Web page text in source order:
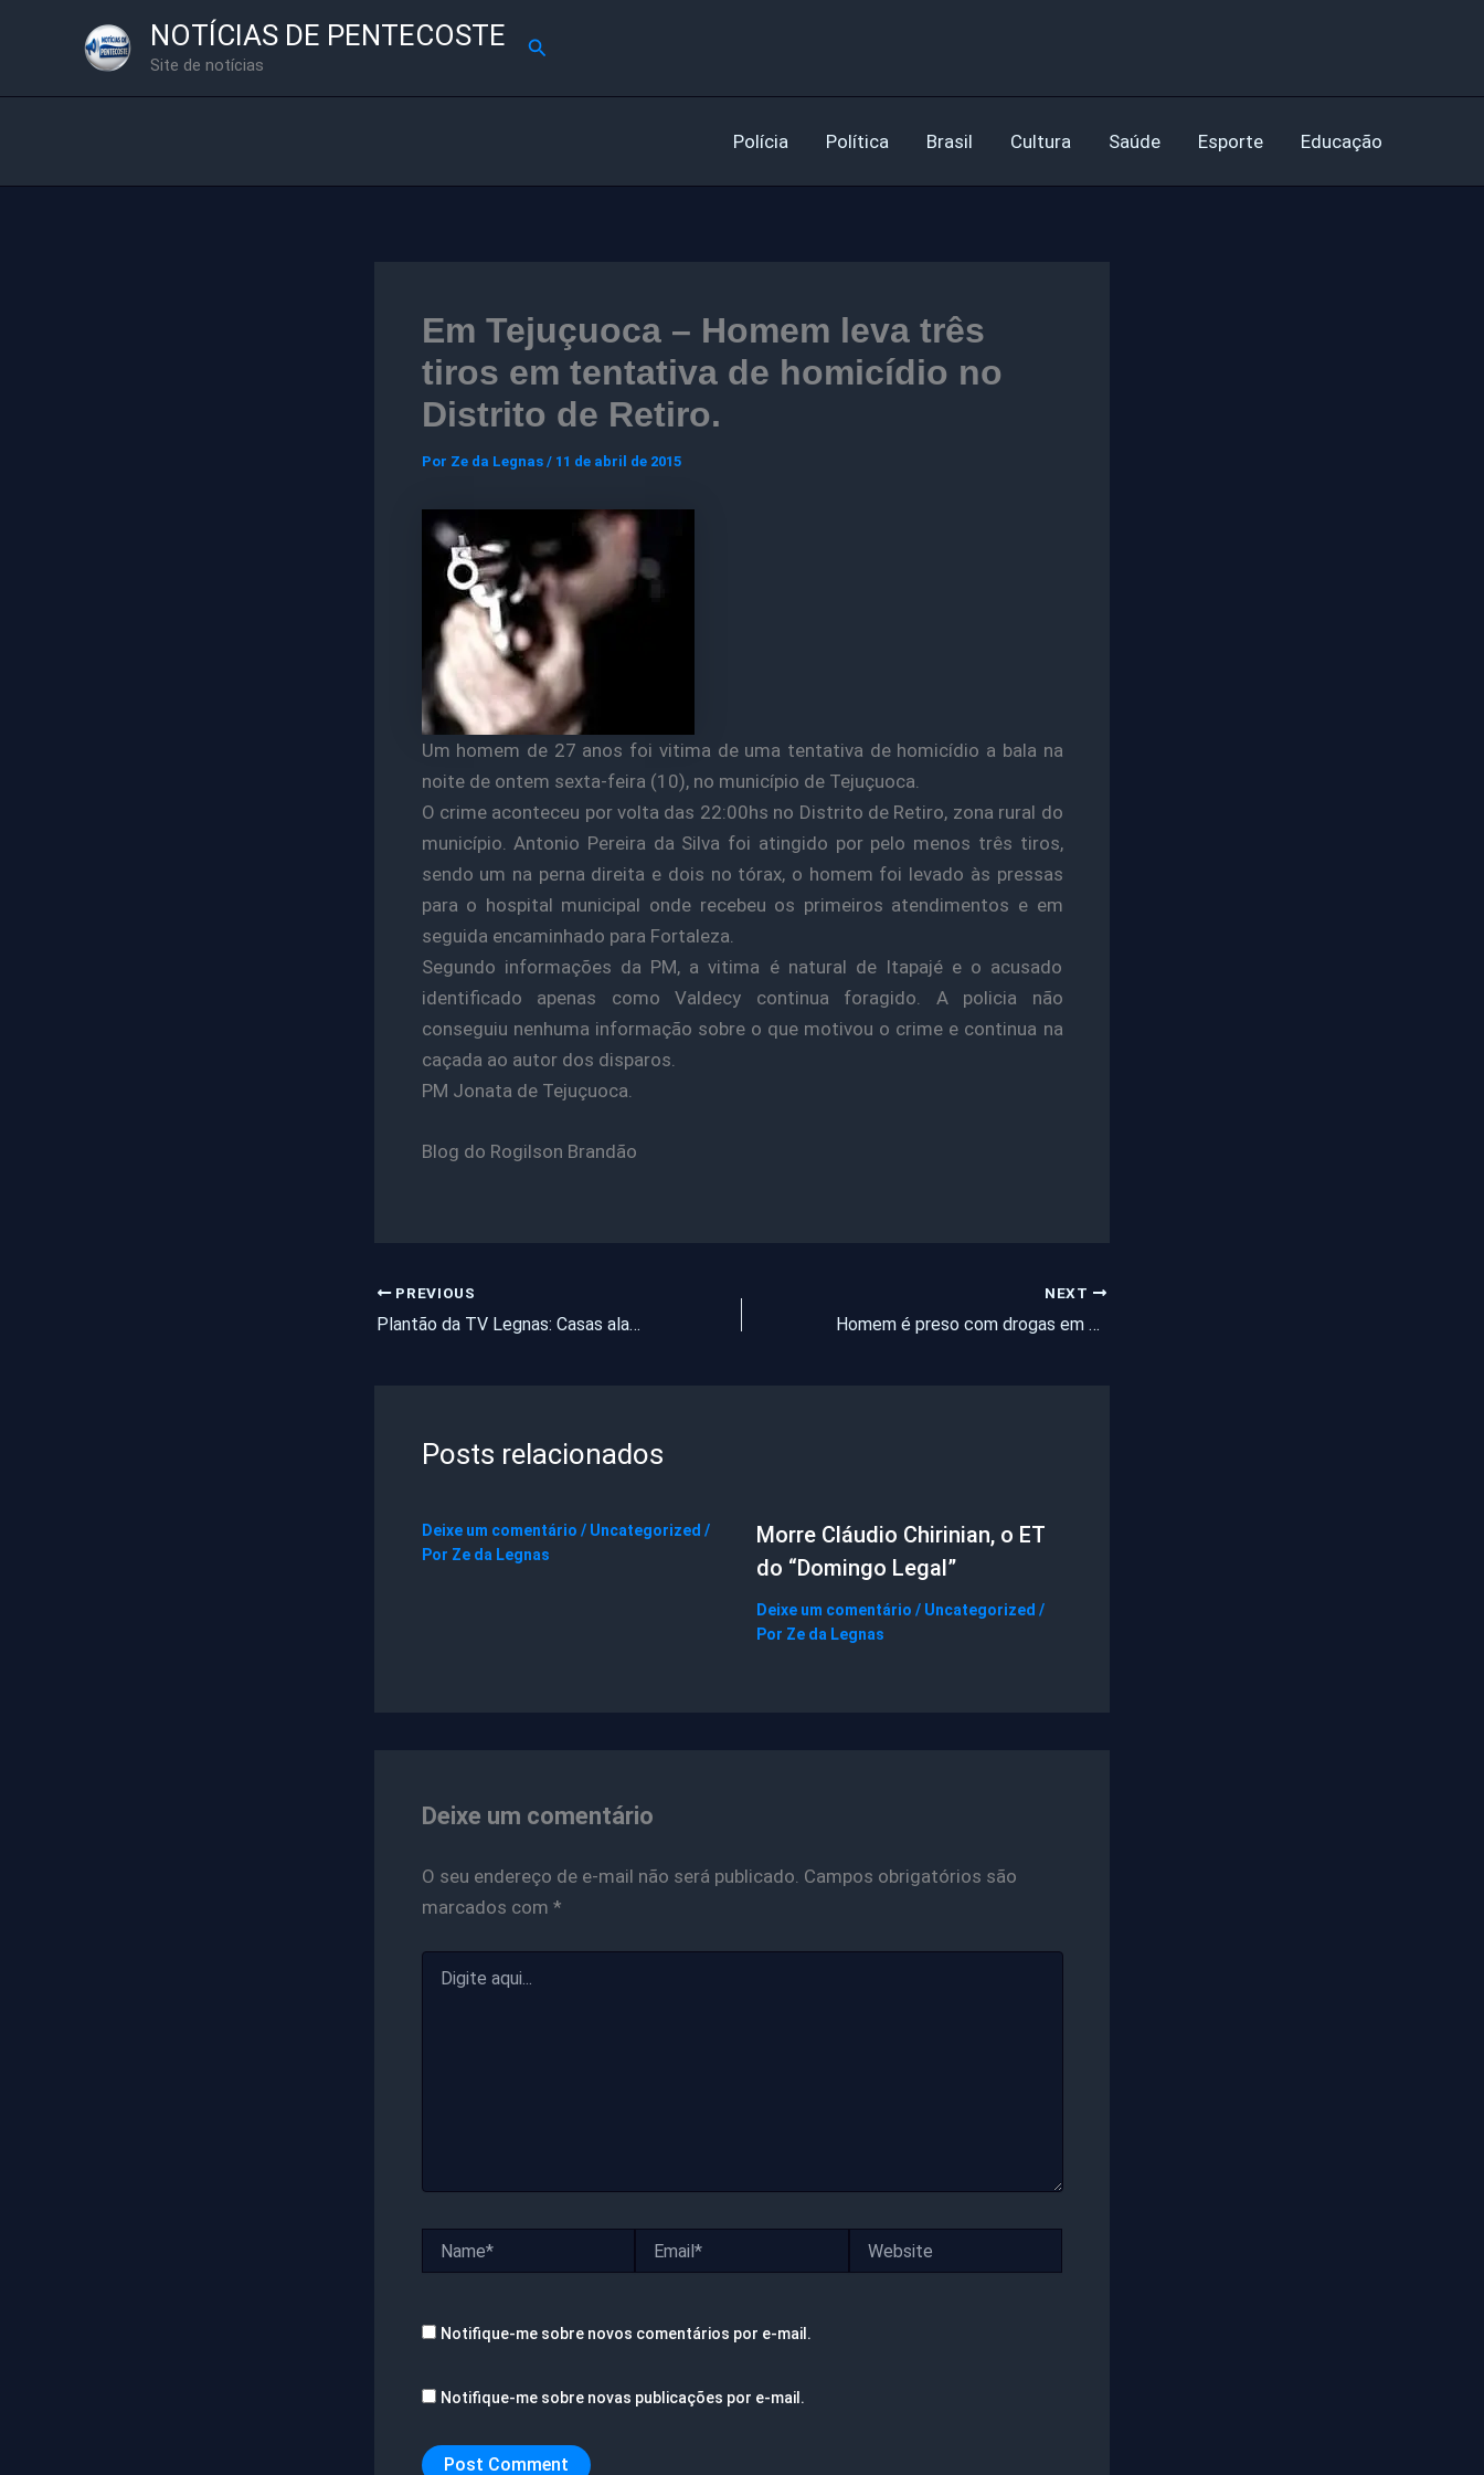
NOTÍCIAS DE PENTECOSTE
Site de notícias
Pesquisar
Polícia Política Brasil Cultura Saúde Esporte Educação
Em Tejuçuoca – Homem leva três
tiros em tentativa de homicídio no
Distrito de Retiro.
Por Ze da Legnas / 11 de abril de 2015
Um homem de 27 anos foi vitima de uma tentativa de homicídio a bala na
noite de ontem sexta-feira (10), no município de Tejuçuoca.
O crime aconteceu por volta das 22:00hs no Distrito de Retiro, zona rural do
município. Antonio Pereira da Silva foi atingido por pelo menos três tiros,
sendo um na perna direita e dois no tórax, o homem foi levado às pressas
para o hospital municipal onde recebeu os primeiros atendimentos e em
seguida encaminhado para Fortaleza.
Segundo informações da PM, a vitima é natural de Itapajé e o acusado
identificado apenas como Valdecy continua foragido. A policia não
conseguiu nenhuma informação sobre o que motivou o crime e continua na
caçada ao autor dos disparos.
PM Jonata de Tejuçuoca.
Blog do Rogilson Brandão
PREVIOUS
Plantão da TV Legnas: Casas alagadas na Rua Major João Martrins. (Veja vídeo)
NEXT
Homem é preso com drogas em Pentecoste
Posts relacionados
Deixe um comentário / Uncategorized /
Por Ze da Legnas
Morre Cláudio Chirinian, o ET
do “Domingo Legal”
Deixe um comentário / Uncategorized /
Por Ze da Legnas
Deixe um comentário
O seu endereço de e-mail não será publicado. Campos obrigatórios são
marcados com *
aqui...
Notifique-me sobre novos comentários por e-mail.
Notifique-me sobre novas publicações por e-mail.